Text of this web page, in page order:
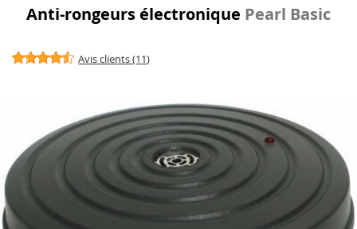
Anti-rongeurs électronique Pearl Basic
Avis clients (11)